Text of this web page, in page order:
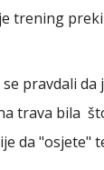
trening
pravdali
trava bila
da "osjete"